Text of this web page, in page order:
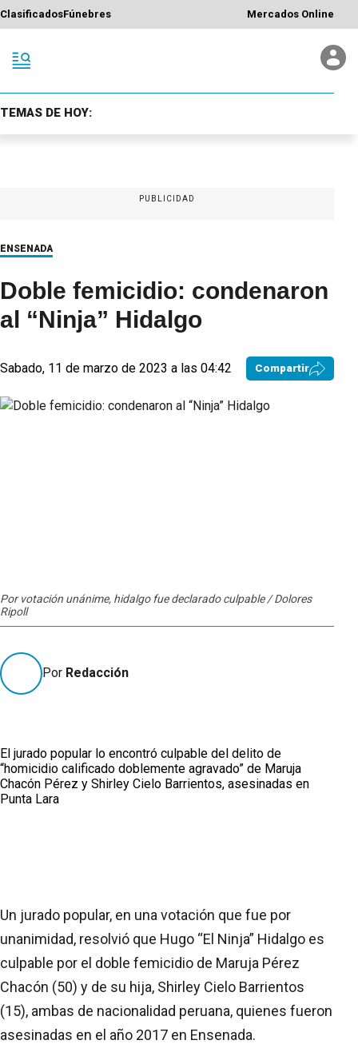
ClasificadosFúnebres Mercados Online
TEMAS DE HOY:
PUBLICIDAD
ENSENADA
Doble femicidio: condenaron
al “Ninja” Hidalgo
Sabado, 11 de marzo de 2023 a las 04:42 Compartir
Por votación unánime, hidalgo fue declarado culpable / Dolores
Ripoll
Por Redacción
El jurado popular lo encontró culpable del delito de
“homicidio calificado doblemente agravado” de Maruja
Chacón Pérez y Shirley Cielo Barrientos, asesinadas en
Punta Lara
Un jurado popular, en una votación que fue por
unanimidad, resolvió que Hugo “El Ninja” Hidalgo es
culpable por el doble femicidio de Maruja Pérez
Chacón (50) y de su hija, Shirley Cielo Barrientos
(15), ambas de nacionalidad peruana, quienes fueron
asesinadas en el año 2017 en Ensenada.